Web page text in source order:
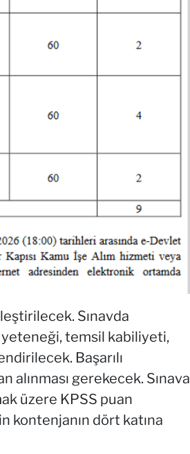
Sınavda
yeteneği, temsil kabiliyeti,
Başarılı
alınması gerekecek. Sınava
üzere KPSS puan
kontenjanın dört katına